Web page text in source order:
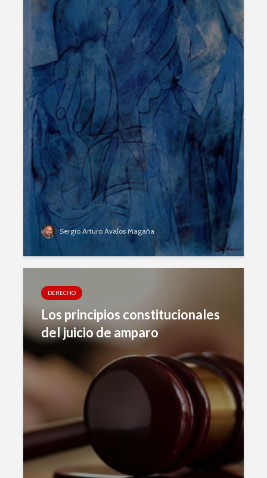
Sergio Arturo Ávalos Magaña
DERECHO
Los principios constitucionales
del juicio de amparo